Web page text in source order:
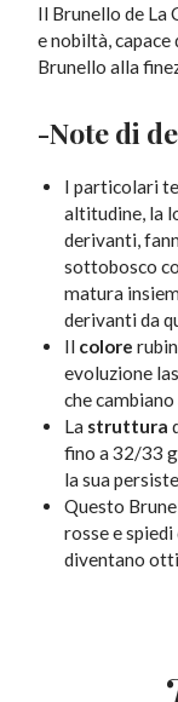
Il Brunello de La
e nobiltà, capace
Brunello alla
-Note di
I particolari
altitudine, la
derivanti,
sottobosco
matura
derivanti da
Il colore
evoluzione
che cambiano
La struttura
fino a 32/33
la sua
Questo
rosse e
diventano